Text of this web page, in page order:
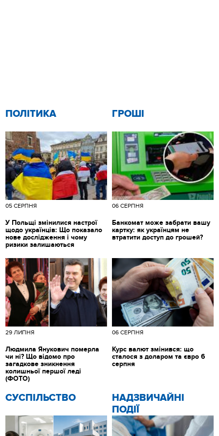
ПОЛІТИКА
05 СЕРПНЯ
У Польщі змінилися настрої
щодо українців: Що показало
нове дослідження і чому
ризики залишаються
ГРОШІ
06 СЕРПНЯ
Банкомат може забрати вашу
картку: як українцям не
втратити доступ до грошей?
CУСПІЛЬСТВО
НАДЗВИЧАЙНІ
ПОДІЇ
29 ЛИПНЯ
Людмила Янукович померла
чи ні? Що відомо про
загадкове зникнення
колишньої першої леді
(ФОТО)
06 СЕРПНЯ
Курс валют змінився: що
сталося з доларом та євро 6
серпня